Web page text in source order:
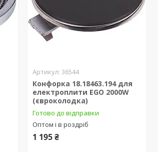
36544
Конфорка 18.18463.194 для
електроплити EGO 2000W
(євроколодка)
Готово до відправки
Оптом і в роздріб
1 195 ₴